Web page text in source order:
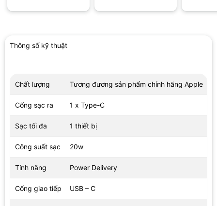
hạng5.00
Thông số kỹ thuật
Chất lượng Tương đương sản phẩm chính hãng Apple
Cổng sạc ra 1 x Type-C
Sạc tối đa 1 thiết bị
Công suất sạc 20w
Tính năng Power Delivery
Cổng giao tiếp USB – C